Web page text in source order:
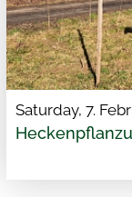
Saturday, 7.